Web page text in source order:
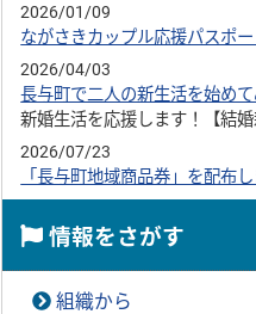
2026/01/09
ながさきカップル応援パスポ
2026/04/03
長与町で二人の新生活を始め
新婚生活を応援します！【結婚
2026/07/23
「長与町地域商品券」を配布
情報をさがす
組織から